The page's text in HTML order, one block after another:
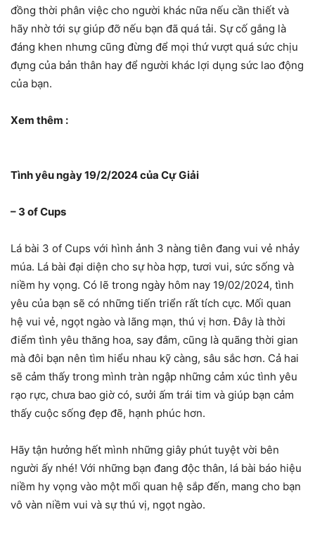
đồng thời phân việc cho người khác nữa nếu cần thiết và
hãy nhờ tới sự giúp đỡ nếu bạn đã quá tải. Sự cố gắng là
đáng khen nhưng cũng đừng để mọi thứ vượt quá sức chịu
đựng của bản thân hay để người khác lợi dụng sức lao động
của bạn.
Xem thêm :
Tình yêu ngày 19/2/2024 của Cự Giải
– 3 of Cups
Lá bài 3 of Cups với hình ảnh 3 nàng tiên đang vui vẻ nhảy
múa. Lá bài đại diện cho sự hòa hợp, tươi vui, sức sống và
niềm hy vọng. Có lẽ trong ngày hôm nay 19/02/2024, tình
yêu của bạn sẽ có những tiến triển rất tích cực. Mối quan
hệ vui vẻ, ngọt ngào và lãng mạn, thú vị hơn. Đây là thời
điểm tình yêu thăng hoa, say đắm, cũng là quãng thời gian
mà đôi bạn nên tìm hiểu nhau kỹ càng, sâu sắc hơn. Cả hai
sẽ cảm thấy trong mình tràn ngập những cảm xúc tình yêu
rạo rực, chưa bao giờ có, sưởi ấm trái tim và giúp bạn cảm
thấy cuộc sống đẹp đẽ, hạnh phúc hơn.
Hãy tận hưởng hết mình những giây phút tuyệt vời bên
người ấy nhé! Với những bạn đang độc thân, lá bài báo hiệu
niềm hy vọng vào một mối quan hệ sắp đến, mang cho bạn
vô vàn niềm vui và sự thú vị, ngọt ngào.